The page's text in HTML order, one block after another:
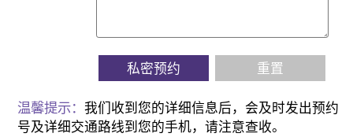
私密预约 重置
温馨提示：我们收到您的详细信息后，会及时发出预约
号及详细交通路线到您的手机，请注意查收。